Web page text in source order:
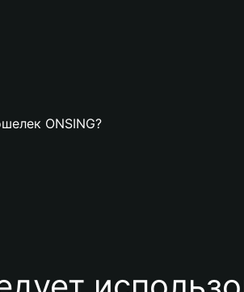
ONSING?